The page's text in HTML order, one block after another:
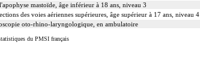
mastoïde, âge inférieur à 18 ans, niveau 3
des voies aériennes supérieures, âge supérieur à 17 ans, niveau 4
oto-rhino-laryngologique, en ambulatoire
du PMSI français